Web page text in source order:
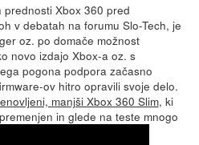
Xbox 360 pred
v debatah na forumu Slo-Tech, je
oz. po domače možnost
novo izdajo Xbox-a oz. s
pogona podpora začasno
ov hitro opravili svoje delo.
manjši Xbox 360 Slim, ki
in glede na teste mnogo